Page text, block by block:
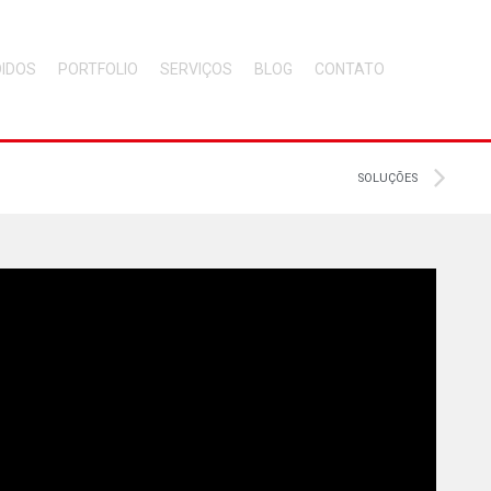
PORTFOLIO SERVIÇOS BLOG CONTATO
SOLUÇÕES